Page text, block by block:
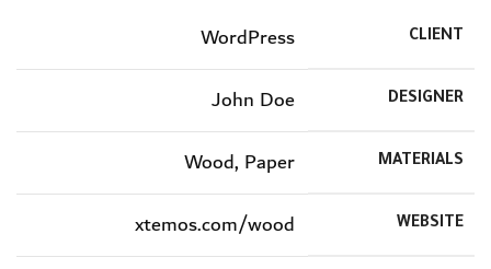
CLIENT
WordPress
DESIGNER
John Doe
MATERIALS
Wood, Paper
WEBSITE
xtemos.com/wood